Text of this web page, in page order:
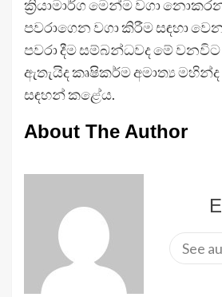
ක්‍රියාමාර්ග මෙන්ම වගා
පවරාගෙන වගා කිරීම සඳහා
පවරා දීම සම්බන්ධවද මේ
ඇතැයිද කෘෂිකර්ම අමාත්‍ය
සඳහන් කළේය.
About The Author
See